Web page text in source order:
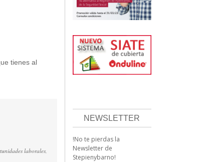
tienes al
laborales,
NEWSLETTER
!No te pierdas la
Newsletter de
Stepienybarno!